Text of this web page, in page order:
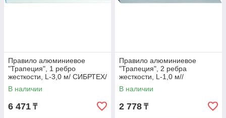
Правило алюминиевое
"Трапеция", 1 ребро
жесткости, L-3,0 м/ СИБРТЕХ/
Россия
В наличии
6 471 ₸
Правило алюминиевое
"Трапеция", 2 ребра
жесткости, L-1,0 м//
СИБРТЕХ/Россия
В наличии
2 778 ₸